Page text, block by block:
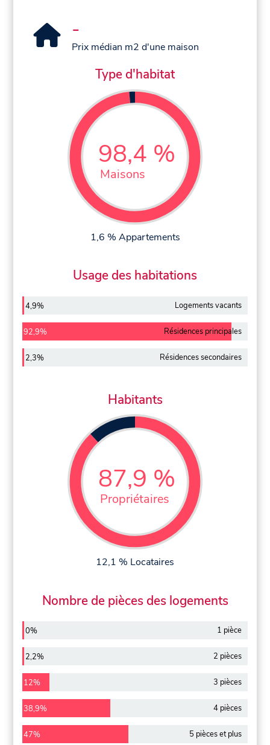
-
Prix médian m2 d'une maison
Type d'habitat
98,4 %
Maisons
1,6 % Appartements
Usage des habitations
4,9% Logements vacants
92,9% Résidences principales
2,3% Résidences secondaires
Habitants
87,9 %
Propriétaires
12,1 % Locataires
Nombre de pièces des logements
0% 1 pièce
2,2% 2 pièces
12% 3 pièces
38,9% 4 pièces
47% 5 pièces et plus